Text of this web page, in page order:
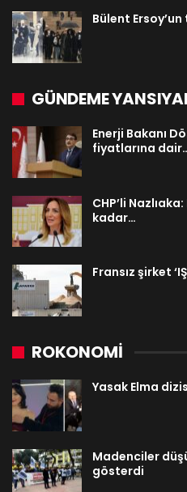
Bülent
GÜNDEME
Enerji Bakanı
fiyatlarına
CHP’li
kadar…
Fransız şirket
ROKONOMİ
Yasak Elma
Madenciler
gösterdi